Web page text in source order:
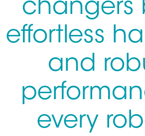
changers
effortless
and
every